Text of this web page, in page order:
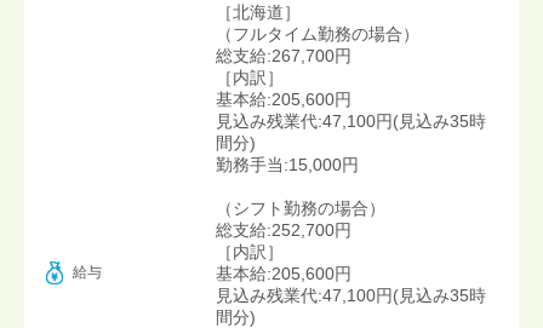
給与
［北海道］
（フルタイム勤務の場合）
総支給:267,700円
［内訳］
基本給:205,600円
見込み残業代:47,100円(見込み35時
間分)
勤務手当:15,000円
（シフト勤務の場合）
総支給:252,700円
［内訳］
基本給:205,600円
見込み残業代:47,100円(見込み35時
間分)